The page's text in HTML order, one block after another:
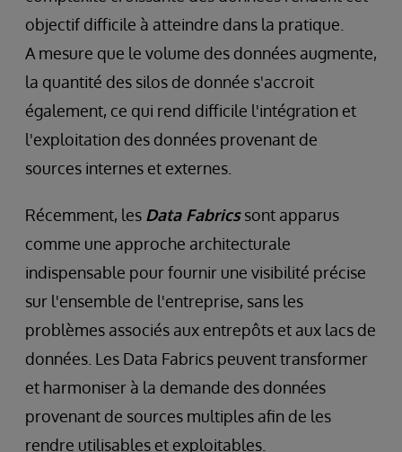
objectif difficile à atteindre dans la pratique.
A mesure que le volume des données augmente,
la quantité des silos de donnée s'accroit
également, ce qui rend difficile l'intégration et
l'exploitation des données provenant de
sources internes et externes.
Récemment, les Data Fabrics sont apparus
comme une approche architecturale
indispensable pour fournir une visibilité précise
sur l'ensemble de l'entreprise, sans les
problèmes associés aux entrepôts et aux lacs de
données. Les Data Fabrics peuvent transformer
et harmoniser à la demande des données
provenant de sources multiples afin de les
rendre utilisables et exploitables.